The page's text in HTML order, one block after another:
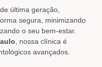
última geração,
segura, minimizando
o seu bem-estar.
, nossa clínica é
avançados.